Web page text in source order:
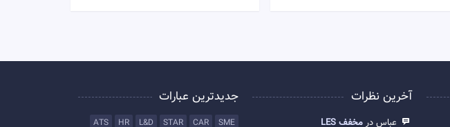
آخرین نظرات
عباس در مخفف LES
جدیدترین عبارات
SME
CAR
STAR
L&D
HR
ATS